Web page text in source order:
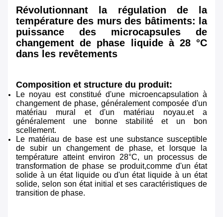
Révolutionnant la régulation de la
température des murs des bâtiments: la
puissance des microcapsules de
changement de phase liquide à 28 °C
dans les revêtements
Composition et structure du produit:
Le noyau est constitué d'une microencapsulation à
changement de phase, généralement composée d'un
matériau mural et d'un matériau noyau.et a
généralement une bonne stabilité et un bon
scellement.
Le matériau de base est une substance susceptible
de subir un changement de phase, et lorsque la
température atteint environ 28°C, un processus de
transformation de phase se produit,comme d'un état
solide à un état liquide ou d'un état liquide à un état
solide, selon son état initial et ses caractéristiques de
transition de phase.